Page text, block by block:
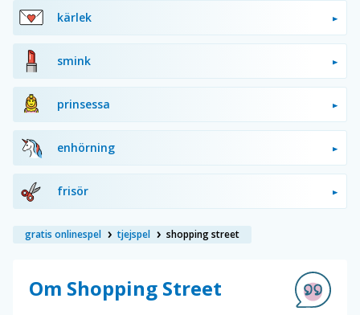
kärlek
smink
prinsessa
enhörning
frisör
gratis onlinespel tjejspel shopping street
Om Shopping Street